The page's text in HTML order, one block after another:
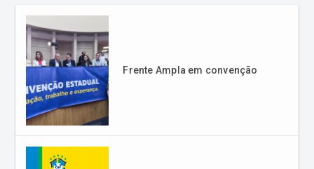
Frente Ampla em convenção